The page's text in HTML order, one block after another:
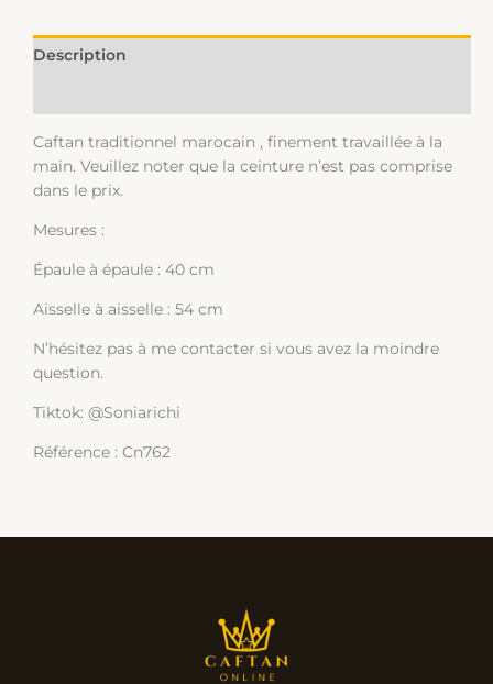
Description
Caftan traditionnel marocain , finement travaillée à la
main. Veuillez noter que la ceinture n’est pas comprise
dans le prix.
Mesures :
Épaule à épaule : 40 cm
Aisselle à aisselle : 54 cm
N’hésitez pas à me contacter si vous avez la moindre
question.
Tiktok: @Soniarichi
Référence : Cn762